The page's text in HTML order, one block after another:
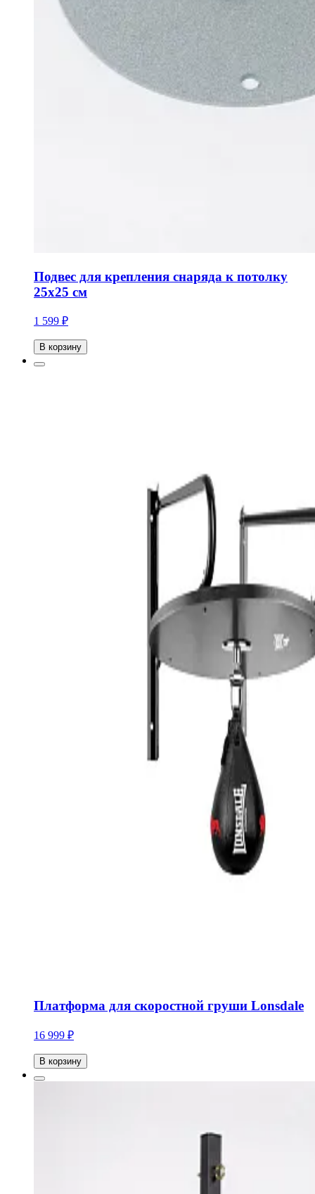
Подвес для крепления снаряда к потолку
25х25 см
1 599 ₽
В корзину
Платформа для скоростной груши Lonsdale
16 999 ₽
В корзину